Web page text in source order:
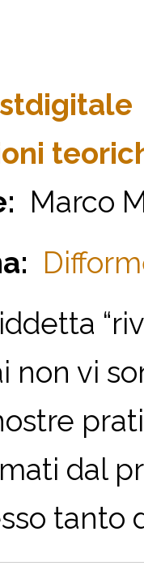
Marco
non vi
dal
tanto